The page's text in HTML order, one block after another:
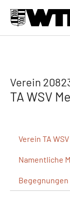
Verein
TA WSV
Verein TA
Namentliche
Begegnungen